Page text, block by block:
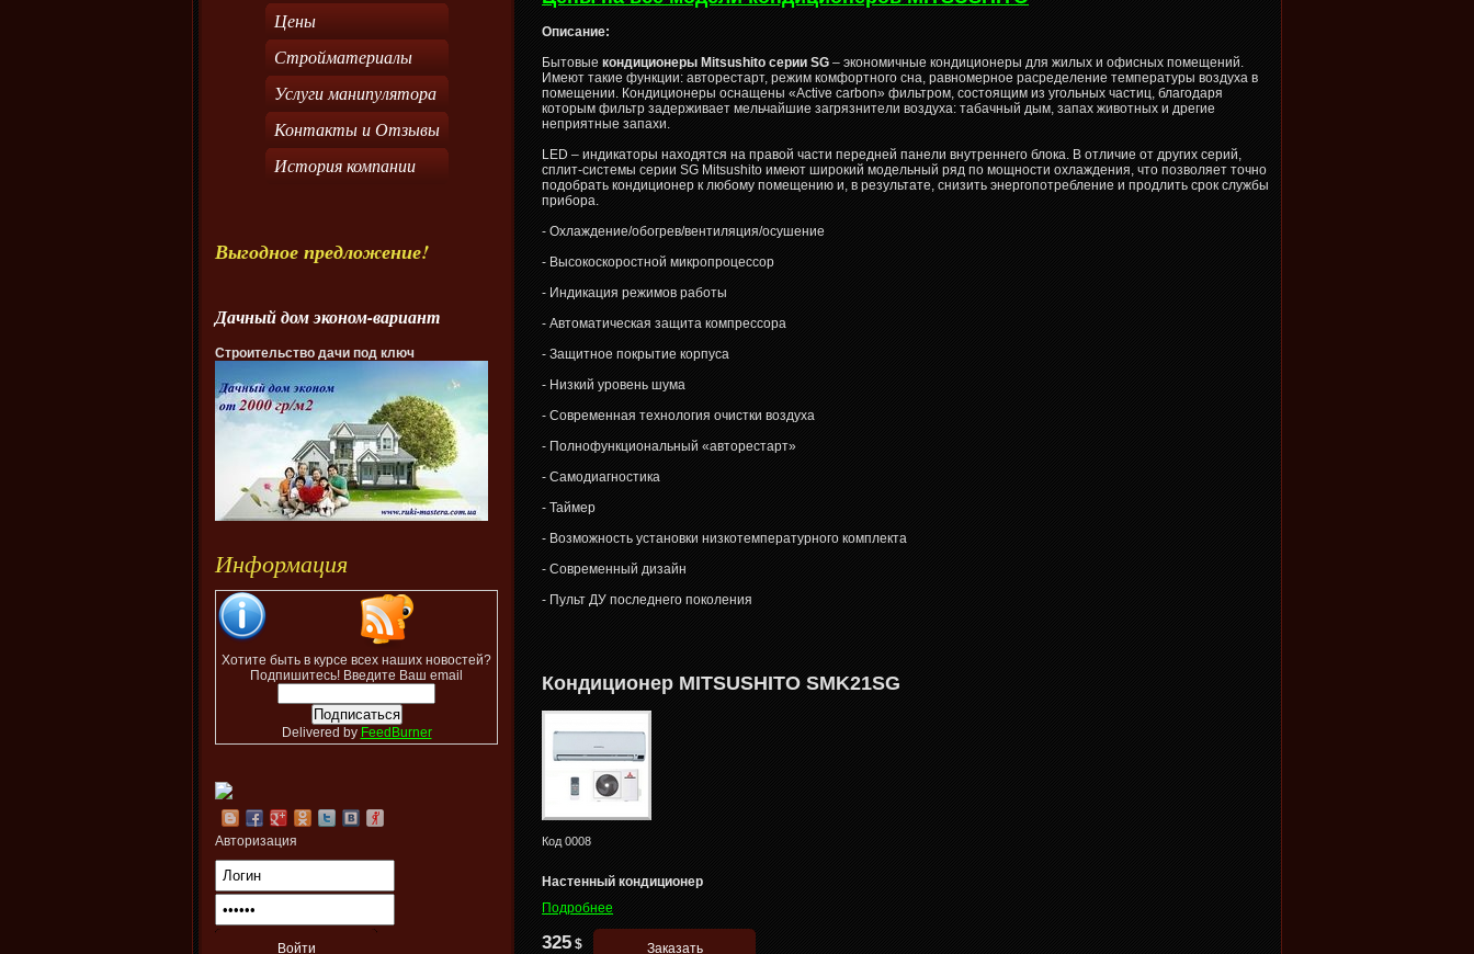
Цены
Стройматериалы
Услуги манипулятора
Контакты и Отзывы
История компании
Выгодное предложение!
Дачный дом эконом-вариант
Строительство дачи под ключ
Информация
Хотите быть в курсе всех наших новостей?
Подпишитесь! Введите Ваш email
Delivered by FeedBurner
Авторизация
Описание:
Бытовые кондиционеры Mitsushito серии SG – экономичные кондиционеры для жилых и офисных помещений.
Имеют такие функции: авторестарт, режим комфортного сна, равномерное расределение температуры воздуха в
помещении. Кондиционеры оснащены «Active carbon» фильтром, состоящим из угольных частиц, благодаря
которым фильтр задерживает мельчайшие загрязнители воздуха: табачный дым, запах животных и дрегие
неприятные запахи.
LED – индикаторы находятся на правой части передней панели внутреннего блока. В отличие от других серий,
сплит-системы серии SG Mitsushito имеют широкий модельный ряд по мощности охлаждения, что позволяет точно
подобрать кондиционер к любому помещению и, в результате, снизить энергопотребление и продлить срок службы
прибора.
- Охлаждение/обогрев/вентиляция/осушение
- Высокоскоростной микропроцессор
- Индикация режимов работы
- Автоматическая защита компрессора
- Защитное покрытие корпуса
- Низкий уровень шума
- Современная технология очистки воздуха
- Полнофункциональный «авторестарт»
- Самодиагностика
- Таймер
- Возможность установки низкотемпературного комплекта
- Современный дизайн
- Пульт ДУ последнего поколения
Кондиционер MITSUSHITO SMK21SG
Код 0008
Настенный кондиционер
Подробнее
325 $